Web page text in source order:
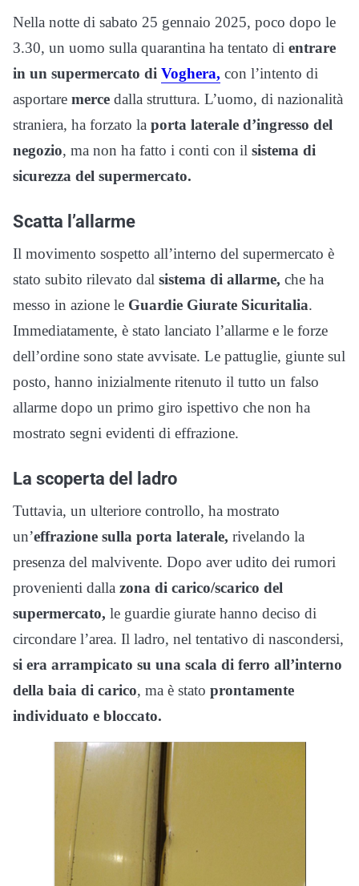
Nella notte di sabato 25 gennaio 2025, poco dopo le
3.30, un uomo sulla quarantina ha tentato di entrare
in un supermercato di Voghera, con l’intento di
asportare merce dalla struttura. L’uomo, di nazionalità
straniera, ha forzato la porta laterale d’ingresso del
negozio, ma non ha fatto i conti con il sistema di
sicurezza del supermercato.
Scatta l’allarme
Il movimento sospetto all’interno del supermercato è
stato subito rilevato dal sistema di allarme, che ha
messo in azione le Guardie Giurate Sicuritalia.
Immediatamente, è stato lanciato l’allarme e le forze
dell’ordine sono state avvisate. Le pattuglie, giunte sul
posto, hanno inizialmente ritenuto il tutto un falso
allarme dopo un primo giro ispettivo che non ha
mostrato segni evidenti di effrazione.
La scoperta del ladro
Tuttavia, un ulteriore controllo, ha mostrato
un’effrazione sulla porta laterale, rivelando la
presenza del malvivente. Dopo aver udito dei rumori
provenienti dalla zona di carico/scarico del
supermercato, le guardie giurate hanno deciso di
circondare l’area. Il ladro, nel tentativo di nascondersi,
si era arrampicato su una scala di ferro all’interno
della baia di carico, ma è stato prontamente
individuato e bloccato.